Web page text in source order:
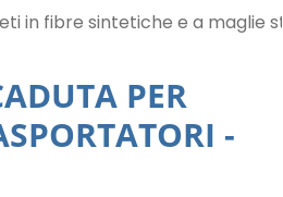
in fibre sintetiche e a maglie
PER
-